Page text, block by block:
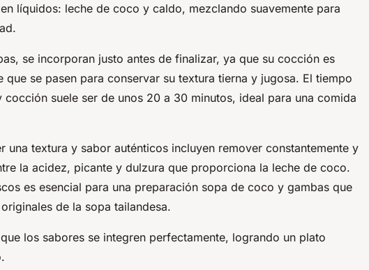
líquidos: leche de coco y caldo, mezclando suavemente para
se incorporan justo antes de finalizar, ya que su cocción es
que se pasen para conservar su textura tierna y jugosa. El tiempo
suele ser de unos 20 a 30 minutos, ideal para una comida
una textura y sabor auténticos incluyen remover constantemente y
la acidez, picante y dulzura que proporciona la leche de coco.
es esencial para una preparación sopa de coco y gambas que
de la sopa tailandesa.
los sabores se integren perfectamente, logrando un plato